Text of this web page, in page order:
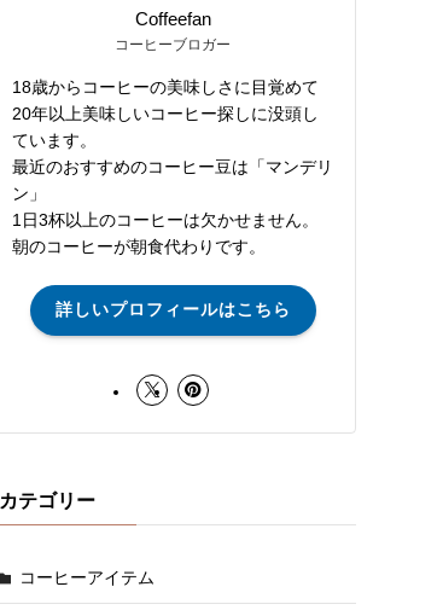
Coffeefan
コーヒーブロガー
18歳からコーヒーの美味しさに目覚めて
20年以上美味しいコーヒー探しに没頭し
ています。
最近のおすすめのコーヒー豆は「マンデリ
ン」
1日3杯以上のコーヒーは欠かせません。
朝のコーヒーが朝食代わりです。
詳しいプロフィールはこちら
カテゴリー
コーヒーアイテム